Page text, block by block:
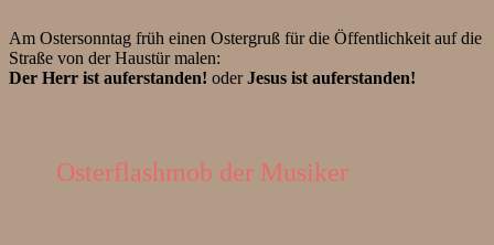
Am Ostersonntag früh einen Ostergruß für die Öffentlichkeit auf die
Straße von der Haustür malen:
Der Herr ist auferstanden! oderJesus ist auferstanden!
Osterflashmob der Musiker